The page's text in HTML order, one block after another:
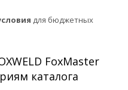
для бюджетных
FoxMaster
каталога